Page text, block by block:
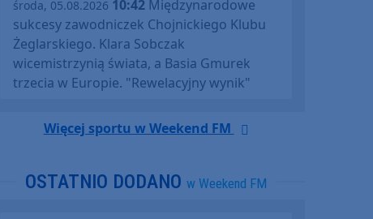
środa, 05.08.2026 10:42 Międzynarodowe
sukcesy zawodniczek Chojnickiego Klubu
Żeglarskiego. Klara Sobczak
wicemistrzynią świata, a Basia Gmurek
trzecia w Europie. "Rewelacyjny wynik"
Więcej sportu w Weekend FM
OSTATNIO DODANO w Weekend FM